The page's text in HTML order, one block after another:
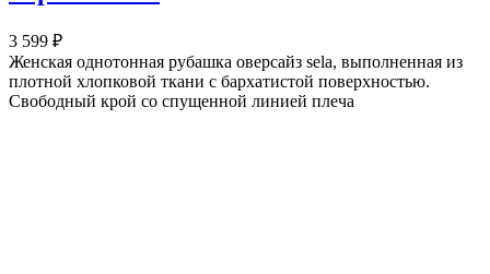
3 599 ₽
Женская однотонная рубашка оверсайз sela, выполненная из
плотной хлопковой ткани с бархатистой поверхностью.
Свободный крой со спущенной линией плеча